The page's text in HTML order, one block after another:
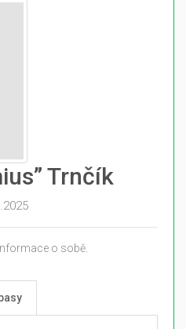
Trnčík
o sobě.